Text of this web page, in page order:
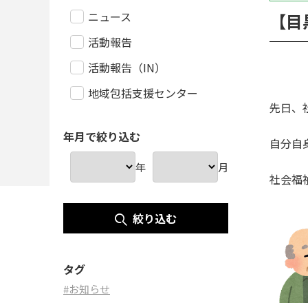
【
先日、
自分自
社会福
ニュース
活動報告
活動報告（IN）
地域包括支援センター
年月で絞り込む
年 月
絞り込む
タグ
#お知らせ